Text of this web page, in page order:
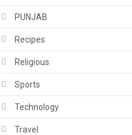
PUNJAB
Recipes
Religious
Sports
Technology
Travel